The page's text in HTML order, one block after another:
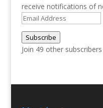
receive notifications of
Email
Address
Subscribe
Join 49 other subscribers